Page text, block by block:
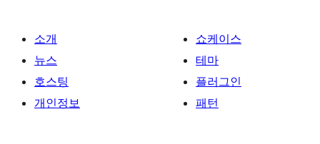
소개
뉴스
호스팅
개인정보
쇼케이스
테마
플러그인
패턴